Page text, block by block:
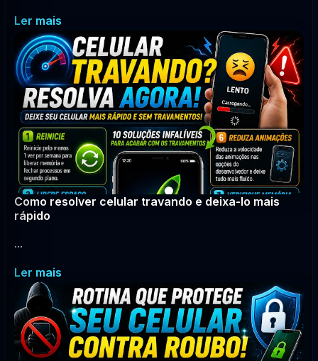
Ler mais
Como resolver celular travando e deixa-lo mais
rápido
...
Ler mais